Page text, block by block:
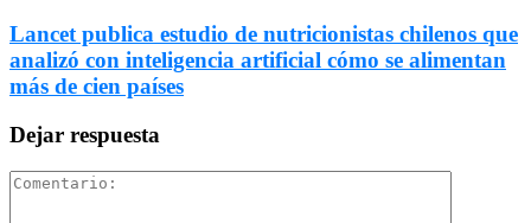
Lancet publica estudio de nutricionistas chilenos que
analizó con inteligencia artificial cómo se alimentan
más de cien países
Dejar respuesta